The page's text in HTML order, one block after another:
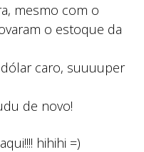
mesmo com o
o estoque da
caro, suuuuper
de novo!
hihihi =)